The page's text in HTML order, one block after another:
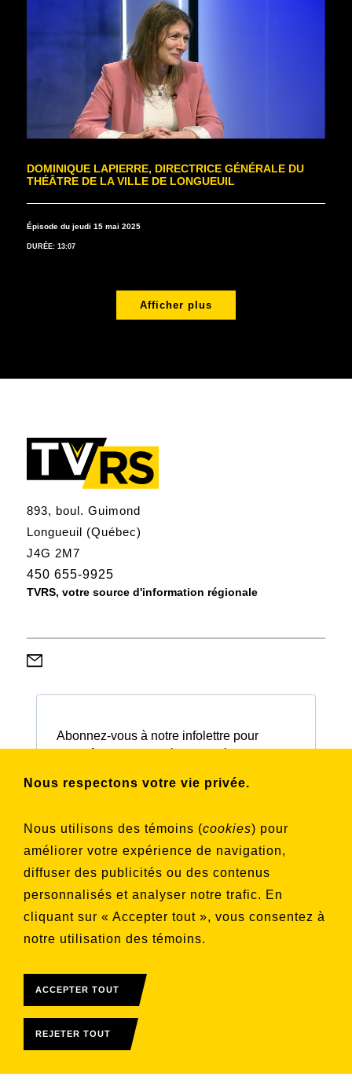
Nous respectons votre vie privée.
Nous utilisons des témoins (cookies) pour
améliorer votre expérience de navigation,
diffuser des publicités ou des contenus
personnalisés et analyser notre trafic. En
cliquant sur « Accepter tout », vous consentez à
notre utilisation des témoins.
ACCEPTER TOUT
REJETER TOUT
DOMINIQUE LAPIERRE, DIRECTRICE GÉNÉRALE DU
THÉÂTRE DE LA VILLE DE LONGUEUIL
Épisode du jeudi 15 mai 2025
DURÉE: 13:07
Afficher plus
893, boul. Guimond
Longueuil (Québec)
J4G 2M7
450 655-9925
TVRS, votre source d'information régionale
Abonnez-vous à notre infolettre pour
souhaitez vous inscrire
Aucune liste sélectionnée
S'INSCRIRE